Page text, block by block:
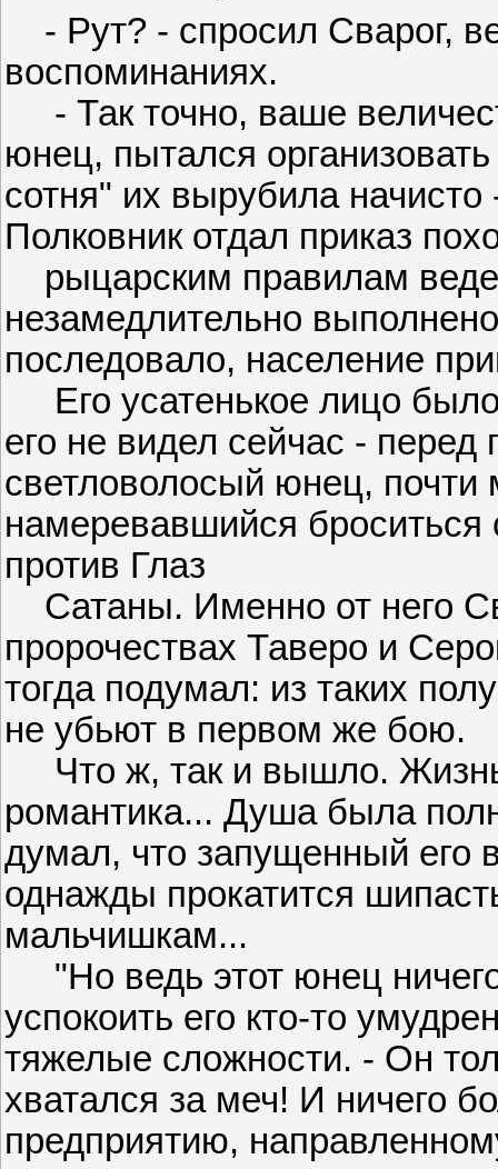
- Рут? - спросил Сварог,
воспоминаниях.
- Так точно, ваше
юнец, пытался
сотня" их вырубила
Полковник отдал приказ
рыцарским правилам
незамедлительно
последовало, население
Его усатенькое лицо
его не видел сейчас - перед
светловолосый юнец, почти
намеревавшийся
против Глаз
Сатаны. Именно от него
пророчествах Таверо и
тогда подумал: из таких
не убьют в первом же бою.
Что ж, так и вышло. Жизнь
романтика... Душа была
думал, что запущенный его
однажды прокатится
мальчишкам...
"Но ведь этот юнец
успокоить его кто-то
тяжелые сложности. - Он
хватался за меч! И ничего
предприятию,